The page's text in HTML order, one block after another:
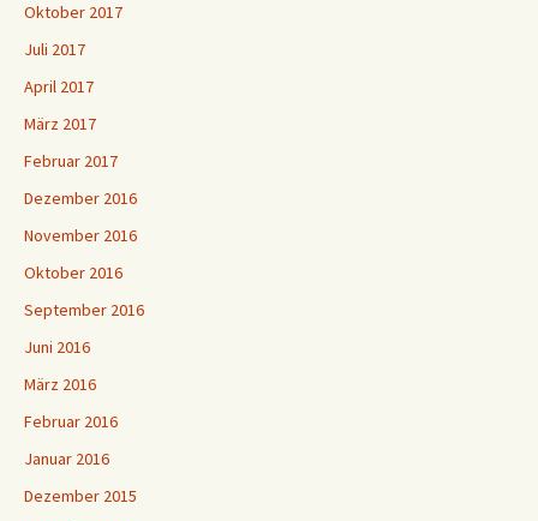
Oktober 2017
Juli 2017
April 2017
März 2017
Februar 2017
Dezember 2016
November 2016
Oktober 2016
September 2016
Juni 2016
März 2016
Februar 2016
Januar 2016
Dezember 2015